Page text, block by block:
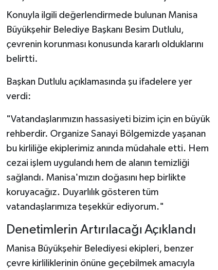
Konuyla ilgili değerlendirmede bulunan Manisa
Büyükşehir Belediye Başkanı Besim Dutlulu,
çevrenin korunması konusunda kararlı olduklarını
belirtti.
Başkan Dutlulu açıklamasında şu ifadelere yer
verdi:
"Vatandaşlarımızın hassasiyeti bizim için en büyük
rehberdir. Organize Sanayi Bölgemizde yaşanan
bu kirliliğe ekiplerimiz anında müdahale etti. Hem
cezai işlem uygulandı hem de alanın temizliği
sağlandı. Manisa'mızın doğasını hep birlikte
koruyacağız. Duyarlılık gösteren tüm
vatandaşlarımıza teşekkür ediyorum."
Denetimlerin Artırılacağı Açıklandı
Manisa Büyükşehir Belediyesi ekipleri, benzer
çevre kirliliklerinin önüne geçebilmek amacıyla